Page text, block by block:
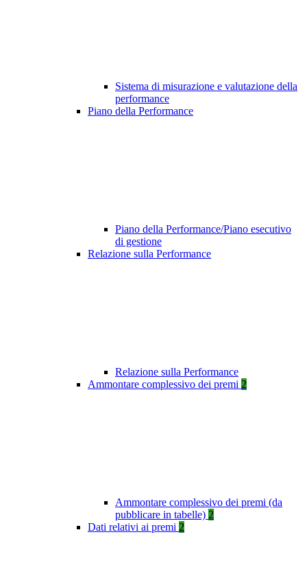
Sistema di misurazione e valutazione della
performance
Piano della Performance
Piano della Performance/Piano esecutivo
di gestione
Relazione sulla Performance
Relazione sulla Performance
Ammontare complessivo dei premi 2
Ammontare complessivo dei premi (da
pubblicare in tabelle) 2
Dati relativi ai premi 2